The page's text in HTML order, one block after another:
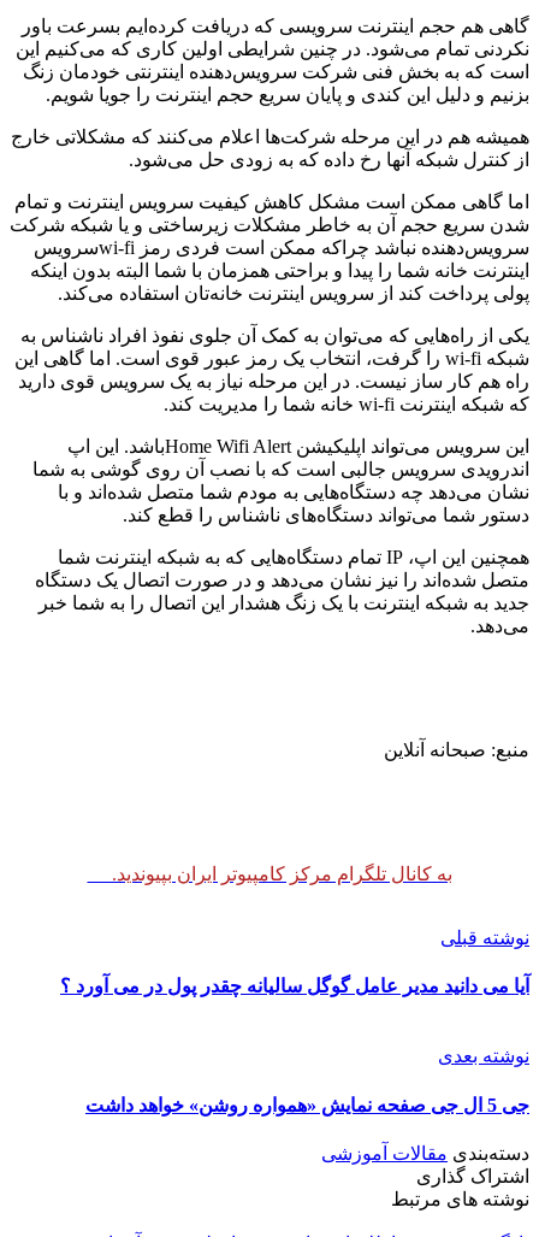
گاهی هم حجم اینترنت سرویسی که دریافت کرده‌ایم بسرعت باور
نکردنی تمام می‌شود. در چنین شرایطی اولین کاری که می‌کنیم این
است که به بخش فنی شرکت سرویس‌دهنده اینترنتی خودمان زنگ
بزنیم و دلیل این کندی و پایان سریع حجم اینترنت را جویا شویم.
همیشه هم در این مرحله شرکت‌ها اعلام می‌کنند که مشکلاتی خارج
از کنترل شبکه‌ آنها رخ داده که به زودی حل می‌شود.
اما گاهی ممکن است مشکل کاهش کیفیت سرویس اینترنت و تمام
شدن سریع حجم آن به خاطر مشکلات زیرساختی و یا شبکه شرکت
سرویس‌دهنده نباشد چراکه ممکن است فردی رمز wi-fiسرویس
اینترنت خانه شما را پیدا و براحتی همزمان با شما البته بدون اینکه
پولی پرداخت کند از سرویس اینترنت خانه‌تان استفاده می‌کند.
یکی از راه‌هایی که می‌توان به کمک آن جلوی نفوذ افراد ناشناس به
شبکه wi-fi را گرفت، انتخاب یک رمز عبور قوی است. اما گاهی این
راه هم کار ساز نیست. در این مرحله نیاز به یک سرویس قوی دارید
که شبکه اینترنت wi-fi خانه شما را مدیریت کند.
این سرویس می‌تواند اپلیکیشن Home Wifi Alertباشد. این اپ
اندرویدی سرویس جالبی است که با نصب آن روی گوشی به شما
نشان می‌دهد چه دستگاه‌هایی به مودم شما متصل شده‌اند و با
دستور شما می‌تواند دستگاه‌های ناشناس را قطع کند.
همچنین این اپ، IP تمام دستگاه‌هایی که به شبکه اینترنت شما
متصل شده‌اند را نیز نشان می‌دهد و در صورت اتصال یک دستگاه
جدید به شبکه اینترنت با یک زنگ هشدار این اتصال را به شما خبر
می‌دهد.
منبع: صبحانه آنلاین
به کانال تلگرام مرکز کامپیوتر ایران بپیوندید.
نوشته قبلی
آیا می دانید مدیر عامل گوگل سالیانه چقدر پول در می آورد ؟
نوشته بعدی
جی 5 ال جی صفحه نمایش «همواره روشن» خواهد داشت
دسته‌بندی مقالات آموزشی
اشتراک گذاری
نوشته های مرتبط